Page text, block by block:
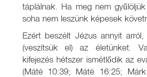
táplálnak. Ha meg nem
soha nem leszünk képesek
Ezért beszélt Jézus annyit arról,
(veszítsük el) az életünket.
kifejezés hétszer ismétlődik az
(Máté 10:39; Máté 16:25;